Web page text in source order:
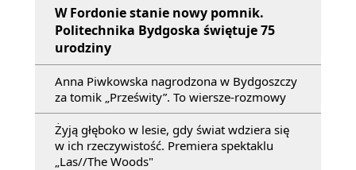
W Fordonie stanie nowy pomnik.
Politechnika Bydgoska świętuje 75
urodziny
Anna Piwkowska nagrodzona w Bydgoszczy
za tomik „Prześwity”. To wiersze-rozmowy
Żyją głęboko w lesie, gdy świat wdziera się
w ich rzeczywistość. Premiera spektaklu
„Las//The Woods"